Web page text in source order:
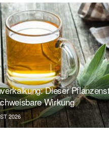
Dieser
Wirkung
2026